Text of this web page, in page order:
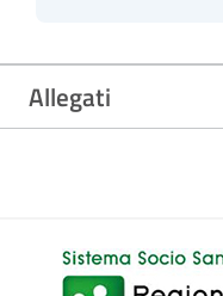
Allegati